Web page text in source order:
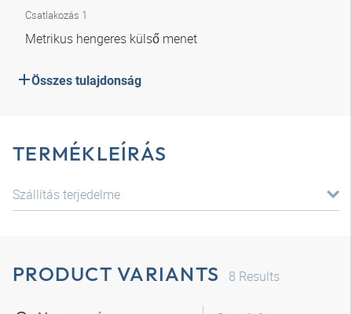
Csatlakozás 1
Metrikus hengeres külső menet
Összes tulajdonság
TERMÉKLEÍRÁS
Szállítás terjedelme
PRODUCT VARIANTS 8 Results